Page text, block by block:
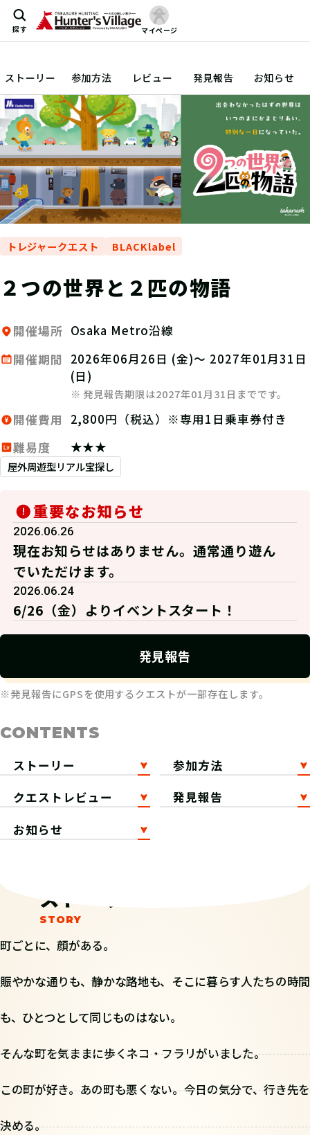
探す マイページ
ストーリー 参加方法 レビュー 発見報告 お知らせ
トレジャークエスト BLACKlabel
２つの世界と２匹の物語
開催場所 Osaka Metro沿線
開催期間
2026年06月26日 (金)～ 2027年01月31日
(日)
※ 発見報告期限は2027年01月31日までです。
開催費用
2,800円（税込）※専用1日乗車券付き
難易度
★★★
屋外周遊型リアル宝探し
重要なお知らせ
2026.06.26
現在お知らせはありません。通常通り遊ん
でいただけます。
2026.06.24
6/26（金）よりイベントスタート！
発見報告
※発見報告にGPSを使用するクエストが一部存在します。
CONTENTS
ストーリー
参加方法
クエストレビュー
発見報告
お知らせ
ストーリー
町ごとに、顔がある。
賑やかな通りも、静かな路地も、そこに暮らす人たちの時間
も、ひとつとして同じものはない。
そんな町を気ままに歩くネコ・フラリがいました。
この町が好き。あの町も悪くない。今日の気分で、行き先を
決める。